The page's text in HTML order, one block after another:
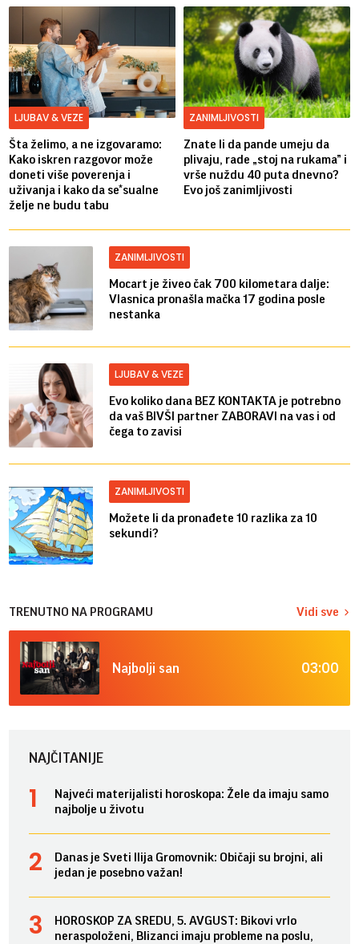
LJUBAV & VEZE
Šta želimo, a ne izgovaramo:
Kako iskren razgovor može
doneti više poverenja i
uživanja i kako da se*sualne
želje ne budu tabu
ZANIMLJIVOSTI
Znate li da pande umeju da
plivaju, rade „stoj na rukama” i
vrše nuždu 40 puta dnevno?
Evo još zanimljivosti
ZANIMLJIVOSTI
Mocart je živeo čak 700 kilometara dalje:
Vlasnica pronašla mačka 17 godina posle
nestanka
LJUBAV & VEZE
Evo koliko dana BEZ KONTAKTA je potrebno
da vaš BIVŠI partner ZABORAVI na vas i od
čega to zavisi
ZANIMLJIVOSTI
Možete li da pronađete 10 razlika za 10
sekundi?
TRENUTNO NA PROGRAMU Vidi sve
Najbolji san 03:00
NAJČITANIJE
Najveći materijalisti horoskopa: Žele da imaju samo
najbolje u životu
Danas je Sveti Ilija Gromovnik: Običaji su brojni, ali
jedan je posebno važan!
HOROSKOP ZA SREDU, 5. AVGUST: Bikovi vrlo
neraspoloženi, Blizanci imaju probleme na poslu,